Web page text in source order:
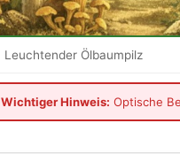
Leuchtender Ölbaumpilz
Wichtiger Hinweis: Optische